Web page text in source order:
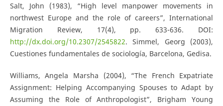
Salt, John (1983), “High level manpower movements in
northwest Europe and the role of careers”, International
Migration Review, 17(4), pp. 633-636. DOI:
http://dx.doi.org/10.2307/2545822. Simmel, Georg (2003),
Cuestiones fundamentales de sociología, Barcelona, Gedisa.
Williams, Angela Marsha (2004), “The French Expatriate
Assignment: Helping Accompanying Spouses to Adapt by
Assuming the Role of Anthropologist”, Brigham Young